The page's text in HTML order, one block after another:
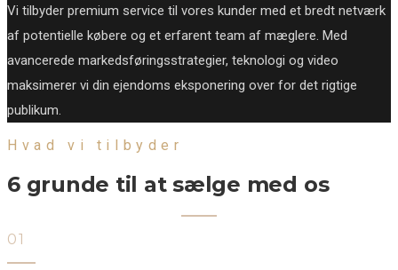
Vi tilbyder premium service til vores kunder med et bredt netværk
af potentielle købere og et erfarent team af mæglere. Med
avancerede markedsføringsstrategier, teknologi og video
maksimerer vi din ejendoms eksponering over for det rigtige
publikum.
Hvad vi tilbyder
6 grunde til at sælge med os
01